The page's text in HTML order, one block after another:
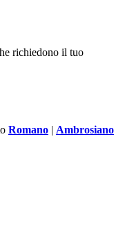
richiedono il tuo
Romano | Ambrosiano